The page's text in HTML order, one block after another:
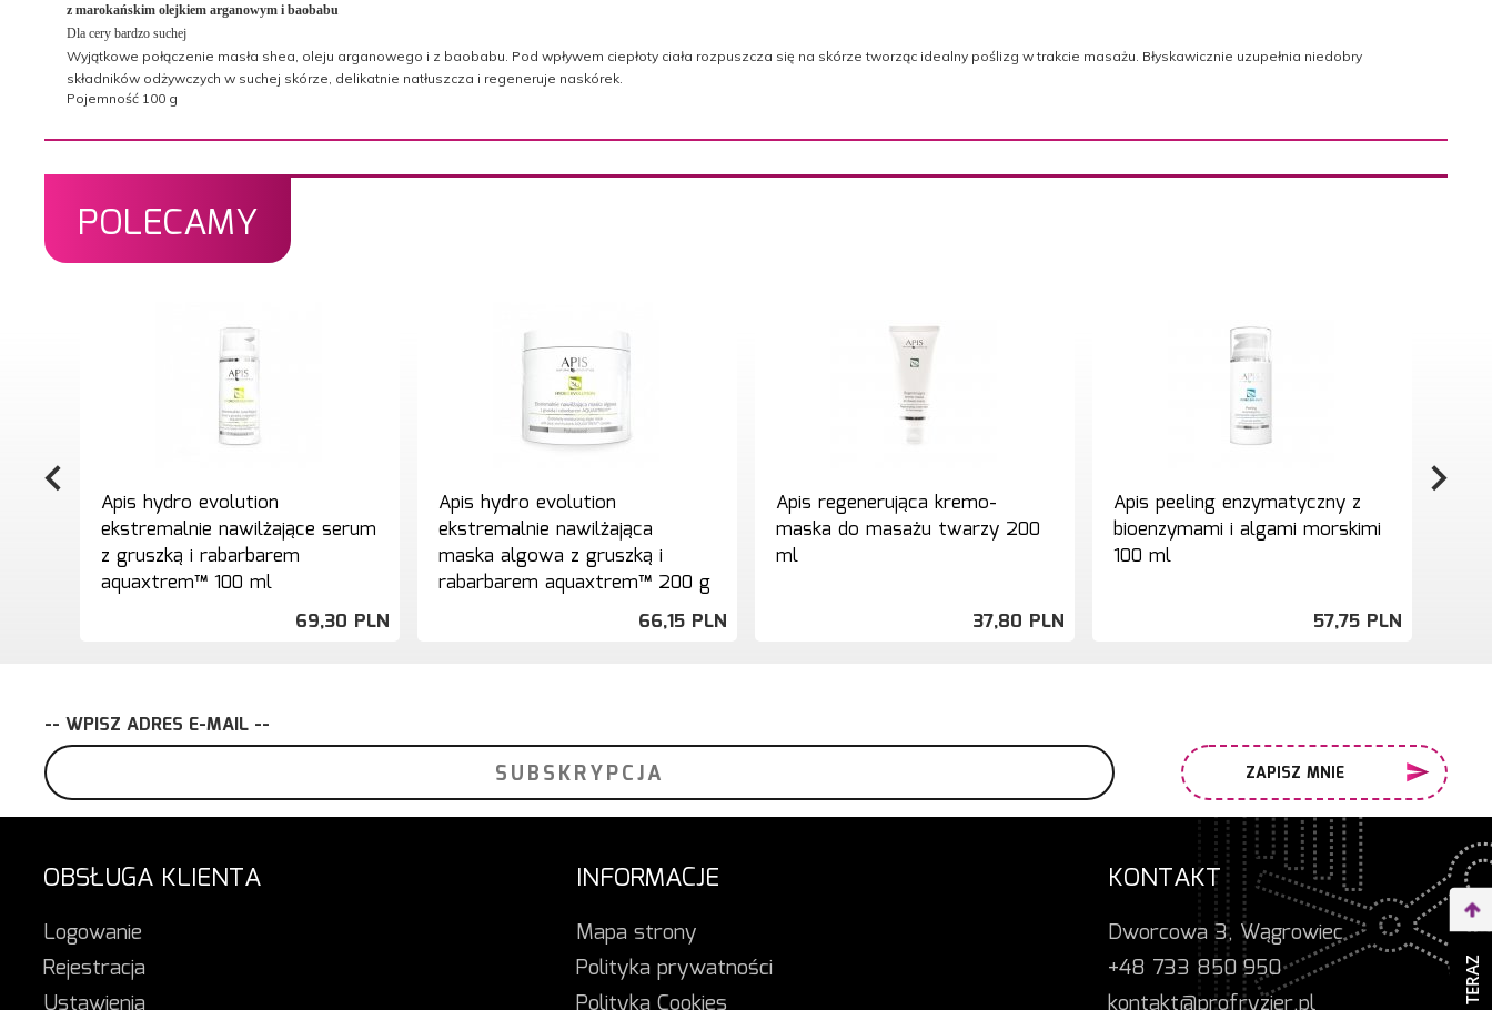
z marokańskim olejkiem arganowym i baobabu
Dla cery bardzo suchej
Wyjątkowe połączenie masła shea, oleju arganowego i z baobabu. Pod wpływem ciepłoty ciała rozpuszcza się na skórze tworząc idealny poślizg w trakcie masażu. Błyskawicznie uzupełnia niedobry
składników odżywczych w suchej skórze, delikatnie natłuszcza i regeneruje naskórek.
Pojemność 100 g
POLECAMY
Apis hydro evolution
ekstremalnie nawilżające serum
z gruszką i rabarbarem
aquaxtrem™ 100 ml
69,30 PLN
Apis hydro evolution
ekstremalnie nawilżająca
maska algowa z gruszką i
rabarbarem aquaxtrem™ 200 g
66,15 PLN
Apis regenerująca kremo-
maska do masażu twarzy 200
ml
37,80 PLN
Apis peeling enzymatyczny z
bioenzymami i algami morskimi
100 ml
57,75 PLN
-- WPISZ ADRES E-MAIL --
ZAPISZ MNIE
OBSŁUGA KLIENTA
Logowanie
Rejestracja
INFORMACJE
Mapa strony
Polityka prywatności
KONTAKT
Dworcowa 3, Wągrowiec
+48 733 850 950